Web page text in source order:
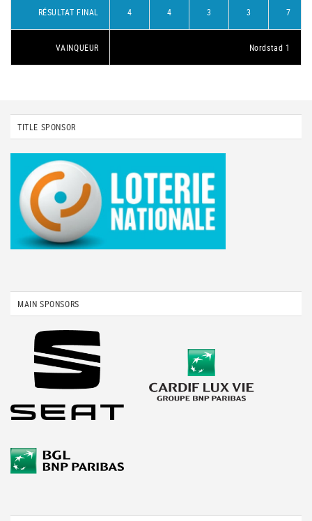
RÉSULTAT FINAL 4 4 3 3 7
VAINQUEUR Nordstad 1
TITLE SPONSOR
MAIN SPONSORS